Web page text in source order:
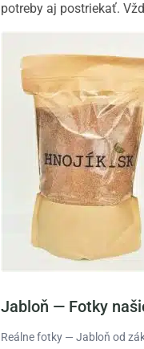
potreby aj postriekať.
Jabloň — Fotky
Reálne fotky — Jabloň od